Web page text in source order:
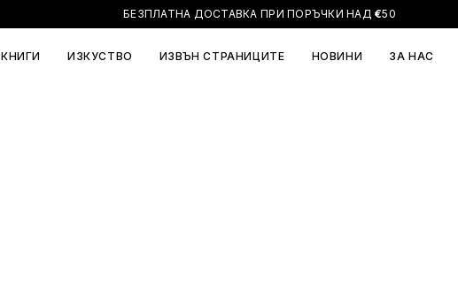
БЕЗПЛАТНА ДОСТАВКА ПРИ ПОРЪЧКИ НАД€50
КНИГИ ИЗКУСТВО ИЗВЪН СТРАНИЦИТЕ НОВИНИ ЗА НАС